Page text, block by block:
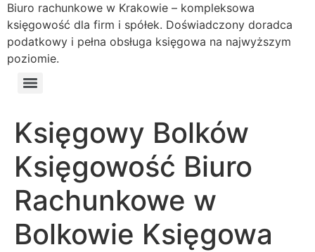
Biuro rachunkowe w Krakowie – kompleksowa
księgowość dla firm i spółek. Doświadczony doradca
podatkowy i pełna obsługa księgowa na najwyższym
poziomie.
Księgowy Bolków
Księgowość Biuro
Rachunkowe w
Bolkowie Księgowa